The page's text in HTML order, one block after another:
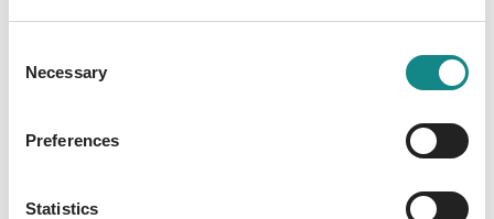
Selection
Necessary
Preferences
Statistics
reden: Sie assimilieren, was sie antreffen, sei
Nighthawk scheint das perfekte Ziel.